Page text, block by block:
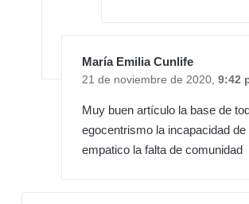
María Emilia Cunlife
21 de noviembre de 2020, 9:42
Muy buen artículo la base de
egocentrismo la incapacidad de
empatico la falta de comunidad